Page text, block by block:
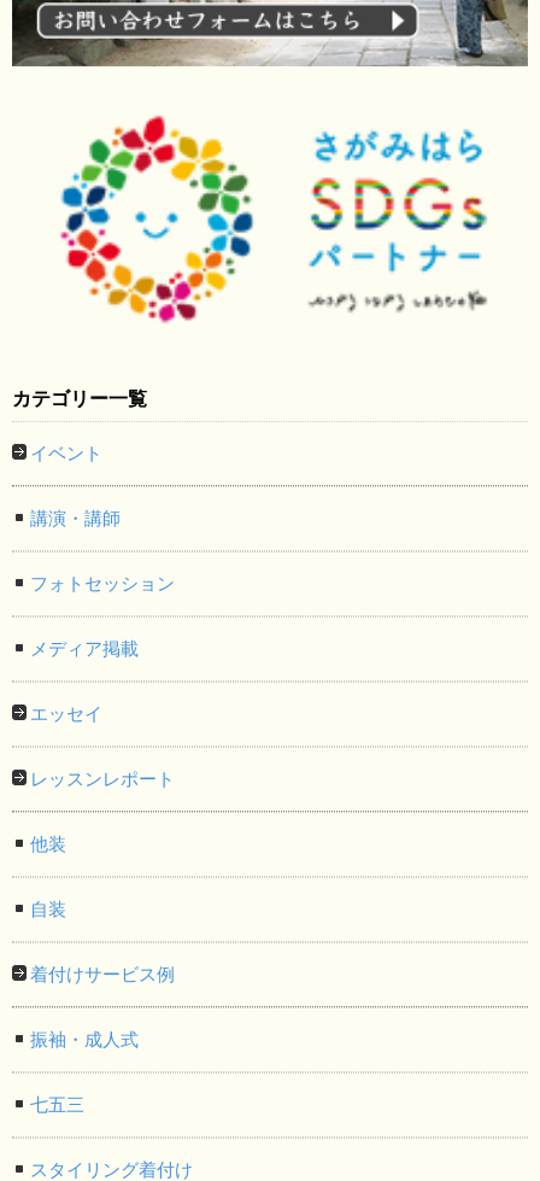
カテゴリー一覧
イベント
講演・講師
フォトセッション
メディア掲載
エッセイ
レッスンレポート
他装
自装
着付けサービス例
振袖・成人式
七五三
スタイリング着付け